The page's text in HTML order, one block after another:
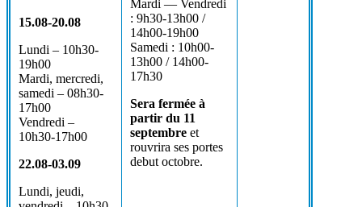
15.08-20.08
Lundi – 10h30-
19h00
Mardi, mercredi,
samedi – 08h30-
17h00
Vendredi –
10h30-17h00
22.08-03.09
Lundi, jeudi,
Mardi — Vendredi
: 9h30-13h00 /
14h00-19h00
Samedi : 10h00-
13h00 / 14h00-
17h30
Sera fermée à
partir du 11
septembre et
rouvrira ses portes
debut octobre.